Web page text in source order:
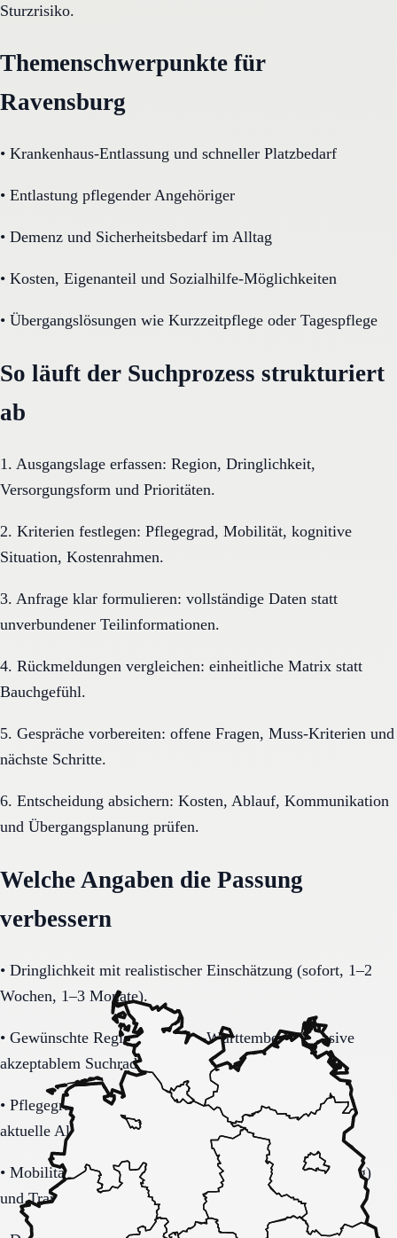
Sturzrisiko.
Themenschwerpunkte für
Ravensburg
• Krankenhaus-Entlassung und schneller Platzbedarf
• Entlastung pflegender Angehöriger
• Demenz und Sicherheitsbedarf im Alltag
• Kosten, Eigenanteil und Sozialhilfe-Möglichkeiten
• Übergangslösungen wie Kurzzeitpflege oder Tagespflege
So läuft der Suchprozess strukturiert
ab
1. Ausgangslage erfassen: Region, Dringlichkeit,
Versorgungsform und Prioritäten.
2. Kriterien festlegen: Pflegegrad, Mobilität, kognitive
Situation, Kostenrahmen.
3. Anfrage klar formulieren: vollständige Daten statt
unverbundener Teilinformationen.
4. Rückmeldungen vergleichen: einheitliche Matrix statt
Bauchgefühl.
5. Gespräche vorbereiten: offene Fragen, Muss-Kriterien und
nächste Schritte.
6. Entscheidung absichern: Kosten, Ablauf, Kommunikation
und Übergangsplanung prüfen.
Welche Angaben die Passung
verbessern
• Dringlichkeit mit realistischer Einschätzung (sofort, 1–2
Wochen, 1–3 Monate).
• Gewünschte Region in Baden-Württemberg inklusive
akzeptablem Suchradius.
• Pflegegrad-Status (vorhanden, beantragt, unklar) und
aktuelle Alltagsbelastung.
• Mobilität (selbstständig, Rollator, Rollstuhl, bettlägerig)
und Transferbedarf.